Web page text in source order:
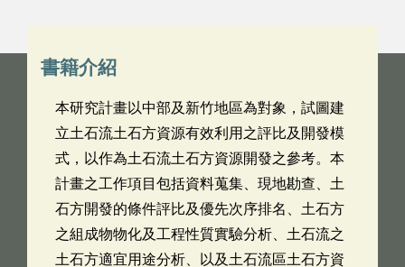
書籍介紹
本研究計畫以中部及新竹地區為對象，試圖建
立土石流土石方資源有效利用之評比及開發模
式，以作為土石流土石方資源開發之參考。本
計畫之工作項目包括資料蒐集、現地勘查、土
石方開發的條件評比及優先次序排名、土石方
之組成物物化及工程性質實驗分析、土石流之
土石方適宜用途分析、以及土石流區土石方資